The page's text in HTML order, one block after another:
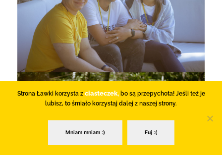
Strona Ławki korzysta z ciasteczek,bo są przepychota! Jeśli też je
lubisz, to śmiało korzystaj dalej z naszej strony.
Mniam mniam :) Fuj :(